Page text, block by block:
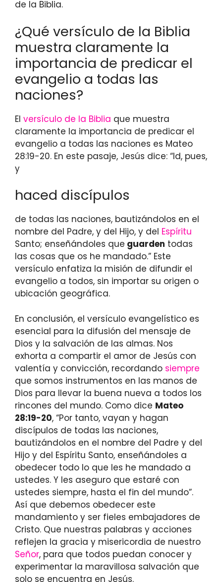
de la Biblia.
¿Qué versículo de la Biblia
muestra claramente la
importancia de predicar el
evangelio a todas las
naciones?
El versículo de la Biblia que muestra
claramente la importancia de predicar el
evangelio a todas las naciones es Mateo
28:19-20. En este pasaje, Jesús dice: “Id, pues,
y
haced discípulos
de todas las naciones, bautizándolos en el
nombre del Padre, y del Hijo, y del Espíritu
Santo; enseñándoles que guarden todas
las cosas que os he mandado.” Este
versículo enfatiza la misión de difundir el
evangelio a todos, sin importar su origen o
ubicación geográfica.
En conclusión, el versículo evangelístico es
esencial para la difusión del mensaje de
Dios y la salvación de las almas. Nos
exhorta a compartir el amor de Jesús con
valentía y convicción, recordando siempre
que somos instrumentos en las manos de
Dios para llevar la buena nueva a todos los
rincones del mundo. Como dice Mateo
28:19-20, “Por tanto, vayan y hagan
discípulos de todas las naciones,
bautizándolos en el nombre del Padre y del
Hijo y del Espíritu Santo, enseñándoles a
obedecer todo lo que les he mandado a
ustedes. Y les aseguro que estaré con
ustedes siempre, hasta el fin del mundo”.
Así que debemos obedecer este
mandamiento y ser fieles embajadores de
Cristo. Que nuestras palabras y acciones
reflejen la gracia y misericordia de nuestro
Señor, para que todos puedan conocer y
experimentar la maravillosa salvación que
solo se encuentra en Jesús.